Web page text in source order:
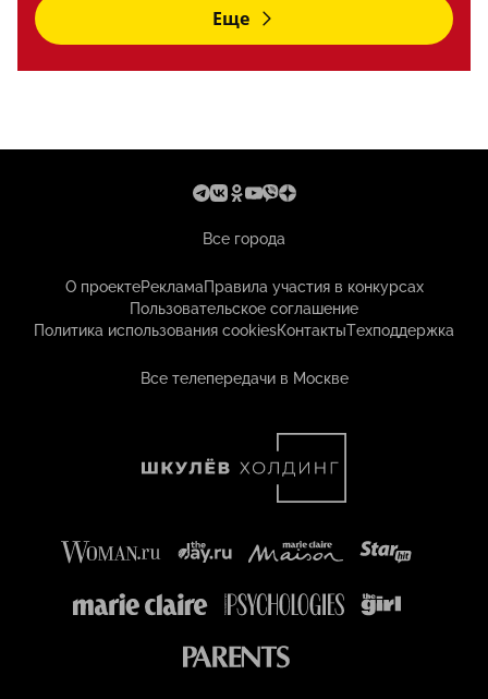
Еще
Все города
О проектеРекламаПравила участия в конкурсах
Пользовательское соглашение
Политика использования cookiesКонтактыТехподдержка
Все телепередачи в Москве